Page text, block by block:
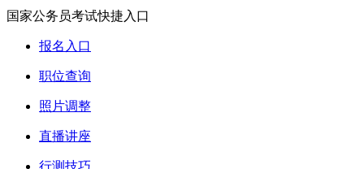
国家公务员考试快捷入口
报名入口
职位查询
照片调整
直播讲座